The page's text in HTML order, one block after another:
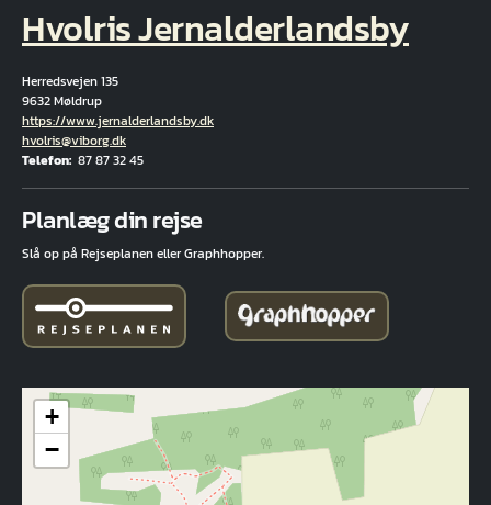
Hvolris Jernalderlandsby
Herredsvejen 135
9632 Møldrup
Hjemmeside
https://www.jernalderlandsby.dk
E-mail
hvolris@viborg.dk
Telefon 87 87 32 45
Planlæg din rejse
Slå op på Rejseplanen eller Graphhopper.
+
−